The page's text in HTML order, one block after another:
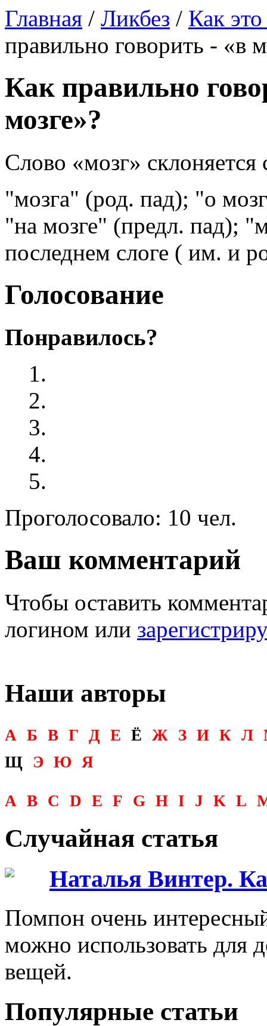
Главная / Ликбез / Как
правильно говорить - «в
Как правильно
мозге»?
Слово «мозг»
"мозга" (род. пад); "о
"на мозге" (предл. пад);
последнем слоге ( им. и
Голосование
Понравилось?
Проголосовало: 10 чел.
Ваш комментарий
Чтобы оставить
логином или
Наши авторы
А Б В Г Д Е Ё Ж З И К Л
Щ Э Ю Я
A B C D E F G H I J K L
Случайная статья
Наталья Винтер.
Помпон очень
можно использовать для
вещей.
Популярные статьи